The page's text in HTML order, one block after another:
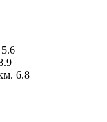
5.6
6.8